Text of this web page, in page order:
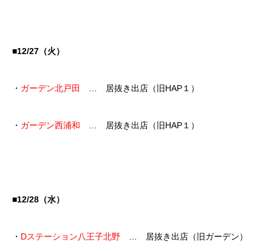
■12/27（火）
・ ガーデン北戸田 … 居抜き出店（旧HAP１）
・ ガーデン西浦和 … 居抜き出店（旧HAP１）
■12/28（水）
・ Dステーション八王子北野 … 居抜き出店（旧ガーデン）